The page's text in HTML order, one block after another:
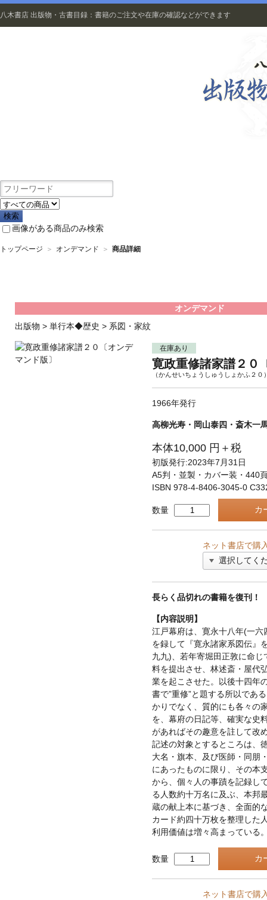
八木書店 出版物・古書目録：書籍のご注文や在庫の確認などができます
画像がある商品のみ検索
トップページ ＞ オンデマンド ＞ 商品詳細
オンデマンド
出版物 > 単行本◆歴史 > 系図・家紋
在庫あり
寛政重修諸家譜２０
（かんせいちょうしゅうしょかふ２０
1966年発行
高柳光寿・岡山泰四・斎木一
本体10,000 円＋税
初版発行:2023年7月31日
A5判・並製・カバー装・440
ISBN 978-4-8406-3045-0
数量
ネット書店で購
長らく品切れの書籍を復刊！
【内容説明】
江戸幕府は、寛永十八年(一
を録して『寛永諸家系図伝』
九九)、若年寄堀田正敦に命
料を提出させ、林述斎・屋代
業を起こさせた。以後十四年
書で”重修”と題する所以であ
かりでなく、質的にも各々の
を、幕府の日記等、確実な史
があればその趣意を註して改
記述の対象とするところは、
大名・旗本、及び医師・同朋
にあったものに限り、その本
から、個々人の事蹟を記録し
る人数約十万名に及ぶ、本邦
蔵の献上本に基づき、全面的
カード約四十万枚を整理した
利用価値は増々高まっている
数量
ネット書店で購